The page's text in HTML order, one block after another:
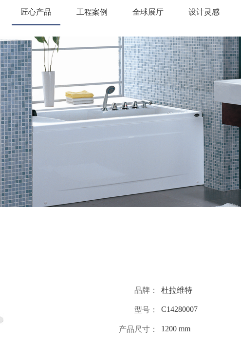
匠心产品 工程案例 全球展厅 设计灵感
品牌： 杜拉维特
型号： C14280007
产品尺寸： 1200 mm